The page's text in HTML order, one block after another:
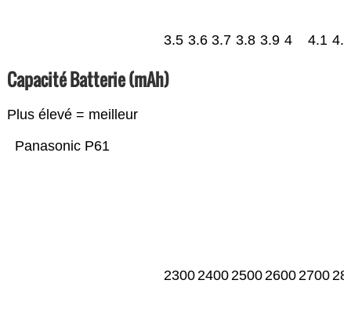
3.5 3.6 3.7 3.8 3.9 4 4.1 4.2
Capacité Batterie (mAh)
Plus élevé = meilleur
Panasonic P61
23002400250026002700